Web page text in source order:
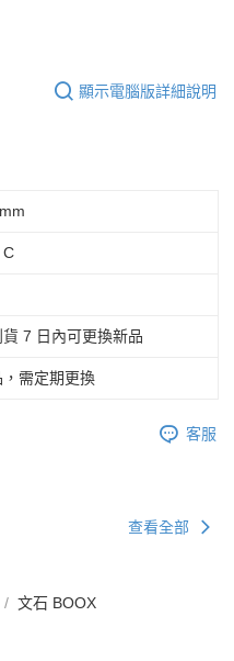
顯示電腦版詳細說明
C
7 日內可更換新品
需定期更換
客服
查看全部
文石 BOOX